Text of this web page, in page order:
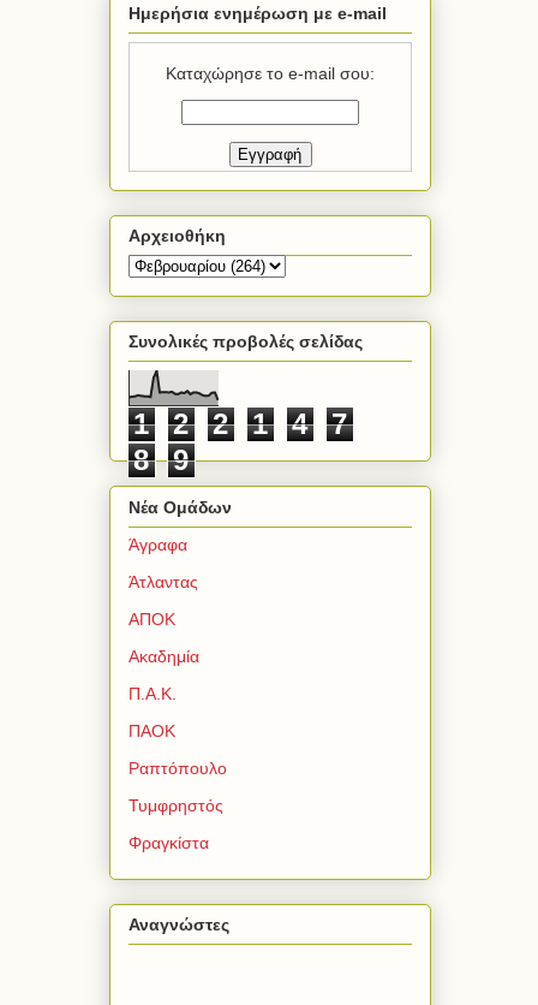
Ημερήσια ενημέρωση με e-mail
Καταχώρησε το e-mail σου:
Αρχειοθήκη
Συνολικές προβολές σελίδας
1 2 2 1 4
7
8
9
Νέα Ομάδων
Άγραφα
Άτλαντας
ΑΠΟΚ
Ακαδημία
Π.Α.Κ.
ΠΑΟΚ
Ραπτόπουλο
Τυμφρηστός
Φραγκίστα
Αναγνώστες